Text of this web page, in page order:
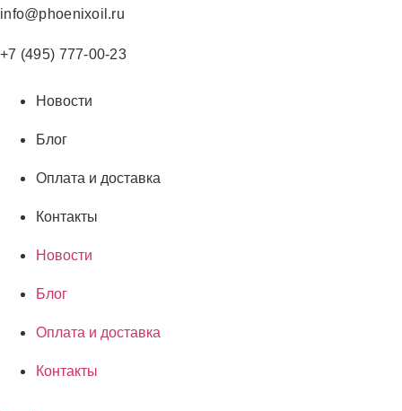
Перейти
содержимому
info@phoenixoil.ru
+7 (495) 777-00-23
Новости
Блог
Оплата и доставка
Контакты
Новости
Блог
Оплата и доставка
Контакты